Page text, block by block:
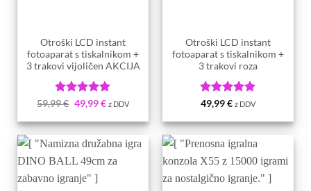
Otroški LCD instant
fotoaparat s tiskalnikom +
3 trakovi vijoličen AKCIJA
Ocenjeno5
59,99€ 49,99€ z DDV
Otroški LCD instant
fotoaparat s tiskalnikom +
3 trakovi roza
Ocenjeno5
49,99€ z DDV